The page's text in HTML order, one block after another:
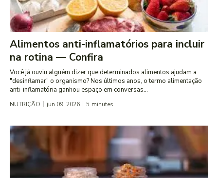
Alimentos anti-inflamatórios para incluir
na rotina — Confira
Você já ouviu alguém dizer que determinados alimentos ajudam a
"desinflamar" o organismo? Nos últimos anos, o termo alimentação
anti-inflamatória ganhou espaço em conversas...
NUTRIÇÃO jun 09, 2026 5 minutes